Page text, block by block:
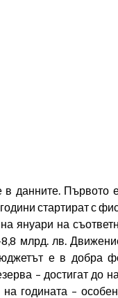
данните. Първото
стартират с
януари на
млрд. лв.
е в добра
– достигат до
годината –